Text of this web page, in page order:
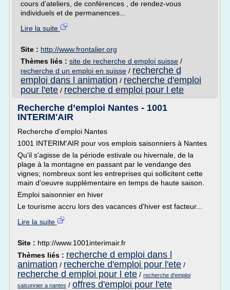
cours d'ateliers, de conférences , de rendez-vous
individuels et de permanences...
Lire la suite
Site : http://www.frontalier.org
Thèmes liés : site de recherche d emploi suisse /
recherche d un emploi en suisse / recherche d
emploi dans l animation / recherche d'emploi
pour l'ete / recherche d emploi pour l ete
Recherche d’emploi Nantes - 1001
INTERIM'AIR
Recherche d'emploi Nantes
1001 INTERIM'AIR pour vos emplois saisonniers à Nantes
Qu'il s'agisse de la période estivale ou hivernale, de la
plage à la montagne en passant par le vendange des
vignes; nombreux sont les entreprises qui sollicitent cette
main d'oeuvre supplémentaire en temps de haute saison.
Emploi saisonnier en hiver
Le tourisme accru lors des vacances d'hiver est facteur...
Lire la suite
Site : http://www.1001interimair.fr
Thèmes liés : recherche d emploi dans l
animation / recherche d'emploi pour l'ete /
recherche d emploi pour l ete / recherche d'emploi
saisonnier a nantes / offres d'emploi pour l'ete